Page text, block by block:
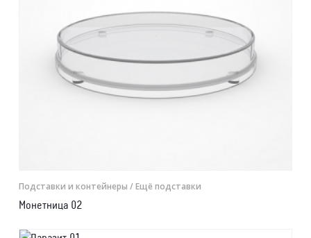
Подставки и контейнеры / Ещё подставки
Монетница 02